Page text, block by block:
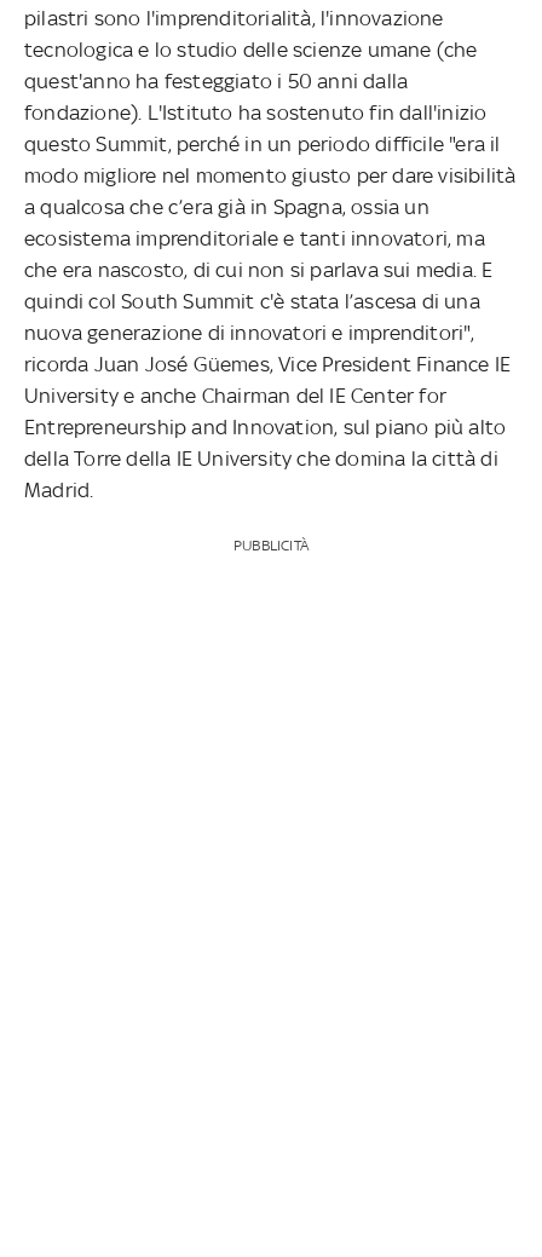
pilastri sono l'imprenditorialità, l'innovazione
tecnologica e lo studio delle scienze umane (che
quest'anno ha festeggiato i 50 anni dalla
fondazione). L'Istituto ha sostenuto fin dall'inizio
questo Summit, perché in un periodo difficile "era il
modo migliore nel momento giusto per dare visibilità
a qualcosa che c’era già in Spagna, ossia un
ecosistema imprenditoriale e tanti innovatori, ma
che era nascosto, di cui non si parlava sui media. E
quindi col South Summit c'è stata l’ascesa di una
nuova generazione di innovatori e imprenditori",
ricorda Juan José Güemes, Vice President Finance IE
University e anche Chairman del IE Center for
Entrepreneurship and Innovation, sul piano più alto
della Torre della IE University che domina la città di
Madrid.
PUBBLICITÀ